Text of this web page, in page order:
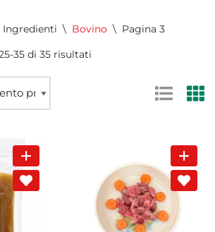
\ Bovino \ Pagina 3
35 di 35 risultati